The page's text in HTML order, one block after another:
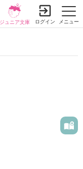
メニュー
ジュニア文庫 ログイン